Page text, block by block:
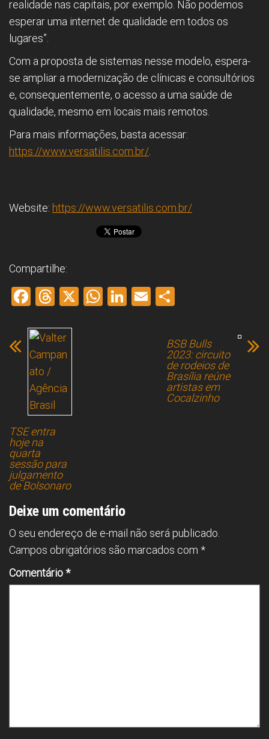
realidade nas capitais, por exemplo. Não podemos
esperar uma internet de qualidade em todos os
lugares”.
Com a proposta de sistemas nesse modelo, espera-
se ampliar a modernização de clínicas e consultórios
e, consequentemente, o acesso a uma saúde de
qualidade, mesmo em locais mais remotos.
Para mais informações, basta acessar:
https://www.versatilis.com.br/
Website: https://www.versatilis.com.br/
Compartilhe:
F
ce
b
o
ok
T
e
a
s
X
W Li
E
ar
e
TSE entra
hoje na
quarta
sessão para
julgamento
de Bolsonaro
BSB Bulls
2023: circuito
de rodeios de
Brasília reúne
artistas em
Cocalzinho
Deixe um comentário
O seu endereço de e-mail não será publicado.
Campos obrigatórios são marcados com *
Comentário*